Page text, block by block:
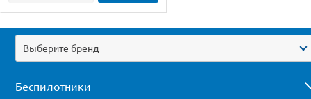
Выберите бренд
Беспилотники